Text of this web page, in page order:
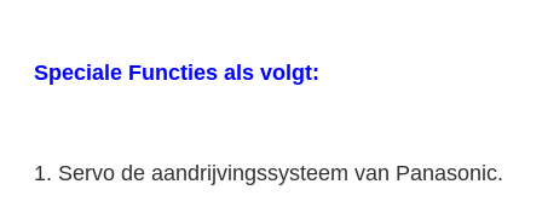
Speciale Functies als volgt:
1. Servo de aandrijvingssysteem van Panasonic.